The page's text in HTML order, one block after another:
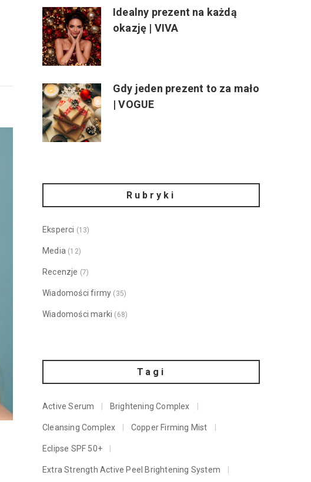
Idealny prezent na każdą
okazję | VIVA
Gdy jeden prezent to za mało
| VOGUE
Rubryki
Eksperci (13)
Media (12)
Recenzje (7)
Wiadomości firmy (35)
Wiadomości marki (68)
Tagi
Active Serum Brightening Complex
Cleansing Complex Copper Firming Mist
Eclipse SPF 50+
Extra Strength Active Peel Brightening System